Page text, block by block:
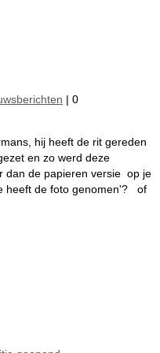
| 0
hij heeft de rit gereden
en zo werd deze
dan de papieren versie op je
heeft de foto genomen'? of